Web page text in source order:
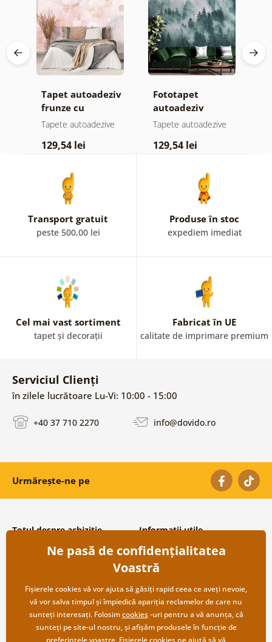
Tapet autoadeziv
frunze cu
atingere
Tapete autoadezive
129,54 lei
Fototapet
autoadeziv
pădure în ceață
Tapete autoadezive
129,54 lei
Transport gratuit
peste 500,00 lei
Produse în stoc
expediem imediat
Cel mai vast sortiment
tapet și decorații
Fabricat în UE
calitate de imprimare premium
Serviciul Clienți
în zilele lucrătoare Lu-Vi: 10:00 - 15:00
+40 37 710 2270 info@dovido.ro
Urmărește-ne pe
Totul despre achiziție
Condiții și termeni generali
Protecția datelor personale
Transport și modalități de plată
Returnare
Informații utile
Despre noi
Întrebări frecvente
Contacte
Cooperare angro
Ne pasă de confidențialitatea
Voastră
Fișierele cookies vă vor ajuta să găsiți rapid ceea ce aveți nevoie,
vă vor salva timpul și împiedică apariția reclamelor de care nu
sunteți interesați. Folosimcookies-uri pentru a vă anunța, că
sunteți pe site-ul nostru, și afișăm produsele în funcție de
preferințele voastre. Fișierele cookies ne ajută să vă